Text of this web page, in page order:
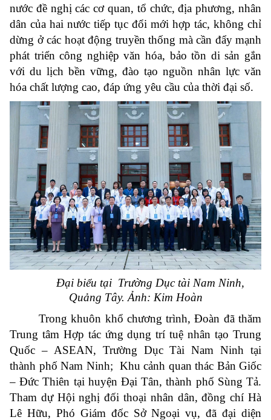
nước đề nghị các cơ quan, tổ chức, địa phương, nhân
dân của hai nước tiếp tục đổi mới hợp tác, không chỉ
dừng ở các hoạt động truyền thống mà cần đẩy mạnh
phát triển công nghiệp văn hóa, bảo tồn di sản gắn
với du lịch bền vững, đào tạo nguồn nhân lực văn
hóa chất lượng cao, đáp ứng yêu cầu của thời đại số.
Đại biểu tại Trường Dục tài Nam Ninh,
Quảng Tây. Ảnh: Kim Hoàn
Trong khuôn khổ chương trình, Đoàn đã thăm
Trung tâm Hợp tác ứng dụng trí tuệ nhân tạo Trung
Quốc – ASEAN, Trường Dục Tài Nam Ninh tại
thành phố Nam Ninh; Khu cảnh quan thác Bản Giốc
– Đức Thiên tại huyện Đại Tân, thành phố Sùng Tả.
Tham dự Hội nghị đối thoại nhân dân, đồng chí Hà
Lê Hữu, Phó Giám đốc Sở Ngoại vụ, đã đại diện